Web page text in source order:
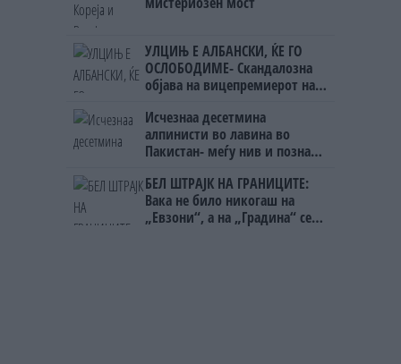
УЛЦИЊ Е АЛБАНСКИ, ЌЕ ГО
ОСЛОБОДИМЕ- Скандалозна
објава на вицепремиерот на
Исчезнаа десетмина
алпинисти во лавина во
Пакистан- меѓу нив и познат
БЕЛ ШТРАЈК НА ГРАНИЦИТЕ:
Вака не било никогаш на
„Евзони“, а на „Градина“ се